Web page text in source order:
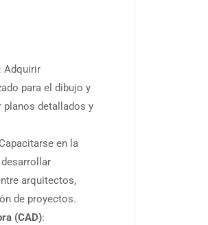
: Adquirir
para el dibujo y
planos detallados y
en la
arquitectos,
de proyectos.
(CAD):